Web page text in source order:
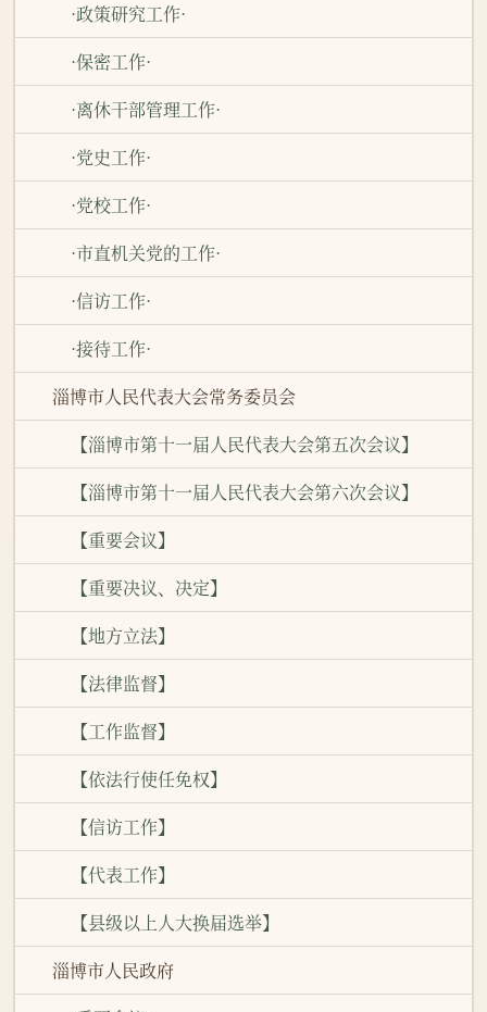
·政策研究工作·
·保密工作·
·离休干部管理工作·
·党史工作·
·党校工作·
·市直机关党的工作·
·信访工作·
·接待工作·
淄博市人民代表大会常务委员会
【淄博市第十一届人民代表大会第五次会议】
【淄博市第十一届人民代表大会第六次会议】
【重要会议】
【重要决议、决定】
【地方立法】
【法律监督】
【工作监督】
【依法行使任免权】
【信访工作】
【代表工作】
【县级以上人大换届选举】
淄博市人民政府